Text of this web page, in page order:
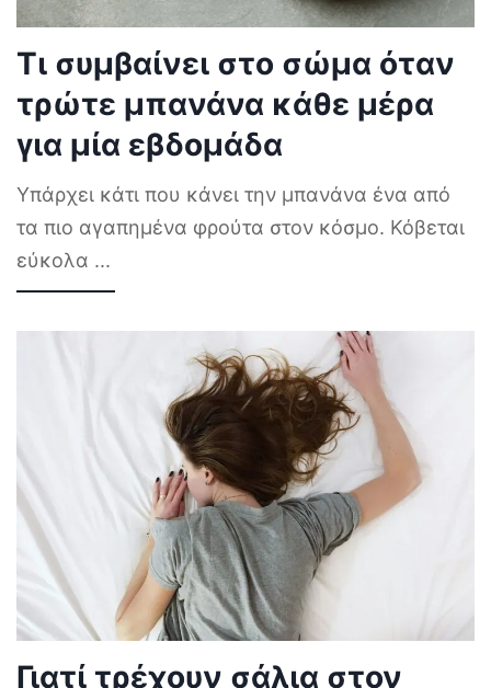
Τι συμβαίνει στο σώμα όταν
τρώτε μπανάνα κάθε μέρα
για μία εβδομάδα
Υπάρχει κάτι που κάνει την μπανάνα ένα από
τα πιο αγαπημένα φρούτα στον κόσμο. Κόβεται
εύκολα ...
Γιατί τρέχουν σάλια στον